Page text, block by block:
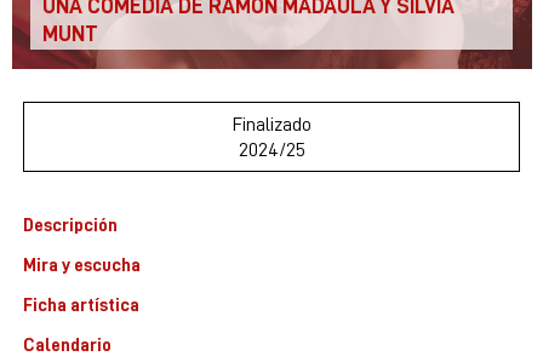
UNA COMEDIA DE RAMON MADAULA Y SÍLVIA
MUNT
Finalizado
2024/25
Descripción
Mira y escucha
Ficha artística
Calendario